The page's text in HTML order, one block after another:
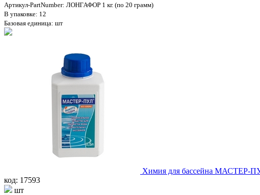
Артикул-PartNumber: ЛОНГАФОР 1 кг. (по 20 грамм)
В упаковке: 12
Базовая единица: шт
Химия для бассейна МАСТЕР-
код: 17593
шт